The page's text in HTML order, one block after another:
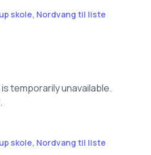
skole, Nordvang til liste
temporarily unavailable.
skole, Nordvang til liste